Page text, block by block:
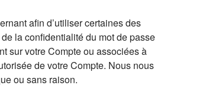
afin d’utiliser certaines des
la confidentialité du mot de passe
sur votre Compte ou associées à
de votre Compte. Nous nous
ou sans raison.